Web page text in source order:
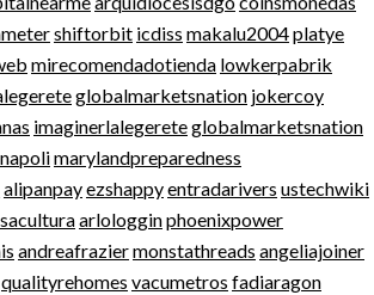
shiftorbit icdiss makalu2004platye
mirecomendadotienda lowkerpabrik
globalmarketsnation jokercoy
imaginerlalegereteglobalmarketsnation
marylandpreparedness
alipanpayezshappyentradarivers ustechwiki
arlologginphoenixpower
andreafraziermonstathreads angeliajoiner
qualityrehomes vacumetros fadiaragon